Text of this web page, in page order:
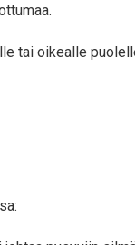
tai oikealle